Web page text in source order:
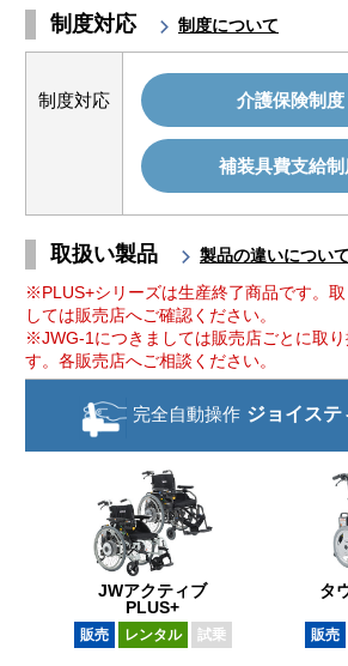
制度対応 制度について
制度対応 介護保険制度
補装具費支給制
取扱い製品
製品の違いについて
※PLUS+シリーズは生産終了商品です。
しては販売店へご確認ください。
※JWG-1につきましては販売店ごとに取り
す。各販売店へご相談ください。
完全自動操作 ジョイステ
JWアクティブ
PLUS+
販売 レンタル 試乗
タ
販売